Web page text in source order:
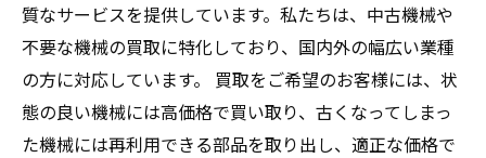
質なサービスを提供しています。私たちは、中古機械や
不要な機械の買取に特化しており、国内外の幅広い業種
の方に対応しています。 買取をご希望のお客様には、状
態の良い機械には高価格で買い取り、古くなってしまっ
た機械には再利用できる部品を取り出し、適正な価格で